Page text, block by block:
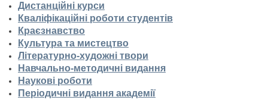
Дистанційні курси
Кваліфікаційні роботи студентів
Краєзнавство
Культура та мистецтво
Літературно-художні твори
Навчально-методичні видання
Наукові роботи
Періодичні видання академії